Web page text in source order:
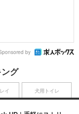
by
グ
イ 犬用トイレ